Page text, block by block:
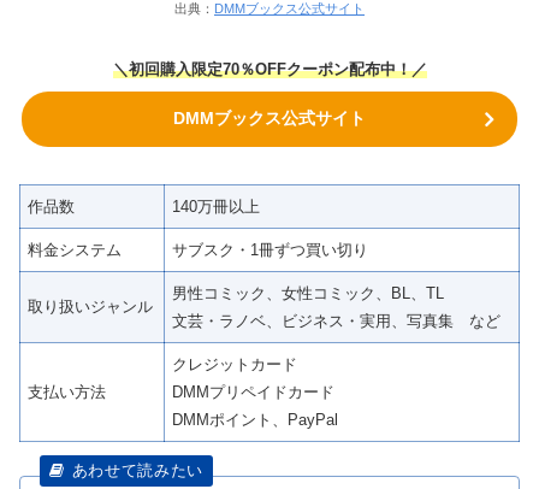
出典： DMMブックス公式サイト
＼初回購入限定70％OFFクーポン配布中！／
DMMブックス公式サイト
作品数 140万冊以上
料金システム サブスク・1冊ずつ買い切り
取り扱いジャンル
男性コミック、女性コミック、BL、TL
文芸・ラノベ、ビジネス・実用、写真集 など
支払い方法
クレジットカード
DMMプリペイドカード
DMMポイント、PayPal